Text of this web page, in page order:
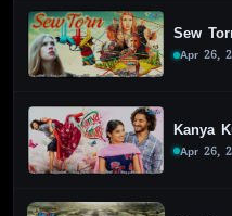
Sew
Apr 26,
Kanya
Apr 26,